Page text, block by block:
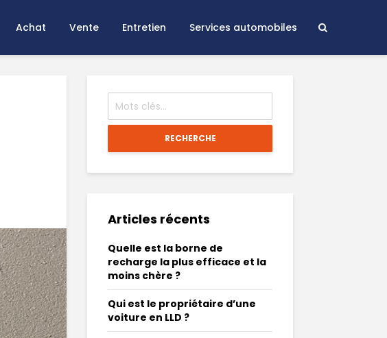
Achat Vente Entretien Services automobiles
RECHERCHE
Articles récents
Quelle est la borne de
recharge la plus efficace et la
moins chère ?
Qui est le propriétaire d’une
voiture en LLD ?